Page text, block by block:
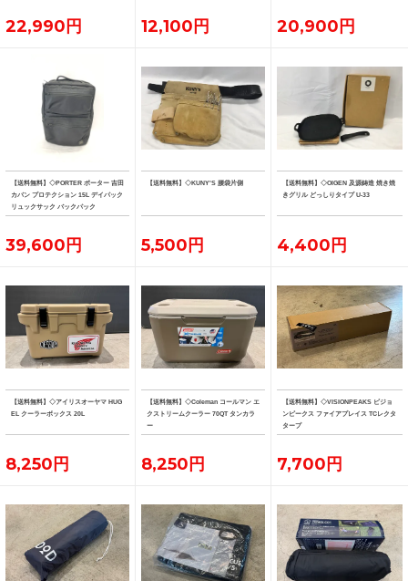
22,990円 12,100円 20,900円
【送料無料】◇PORTER ポーター 吉田
カバン プロテクション 15L デイパック
リュックサック バックパック
39,600円
【送料無料】◇KUNY'S 腰袋片側
5,500円
【送料無料】◇OIGEN 及源鋳造 焼き焼
きグリル どっしりタイプ U-33
4,400円
【送料無料】◇アイリスオーヤマ HUG
EL クーラーボックス 20L
8,250円
【送料無料】◇Coleman コールマン エ
クストリームクーラー 70QT タンカラ
ー
8,250円
【送料無料】◇VISIONPEAKS ビジョ
ンピークス ファイアプレイス TCレクタ
タープ
7,700円